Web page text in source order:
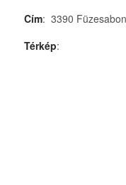
Cím: 3390
Térkép: